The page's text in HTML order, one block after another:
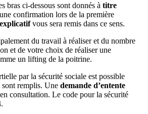
bras ci-dessous sont donnés à titre
confirmation lors de la première
vous sera remis dans ce sens.
du travail à réaliser et du nombre
et de votre choix de réaliser une
un lifting de la poitrine.
par la sécurité sociale est possible
sont remplis. Une demande d’entente
consultation. Le code pour la sécurité